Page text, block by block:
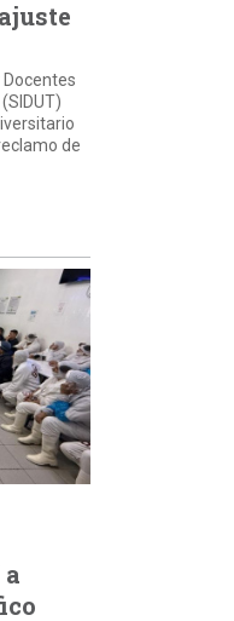
Docentes
de